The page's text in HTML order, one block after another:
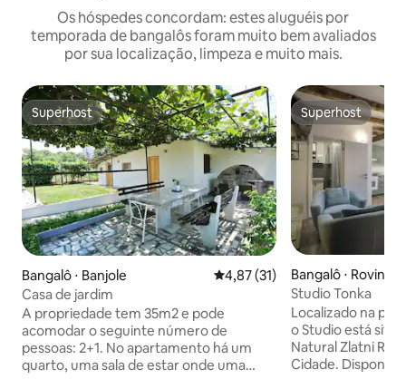
Os hóspedes concordam: estes aluguéis por
temporada de bangalôs foram muito bem avaliados
por sua localização, limpeza e muito mais.
Superhost
Superhost
Bangalô ⋅ Banjole 4,87 de uma avaliação média
4,87 (31)
Casa de jardim
A propriedade tem 35m2 e pode
acomodar o seguinte número de
pessoas: 2+1. No apartamento há um
quarto, uma sala de estar onde uma
Superhost
Superhost
Bangalô ⋅ Rovinj
Studio Tonka
Localizado na
o Studio está
Natural Zlatni Rt
Cidade. Disponibiliza quartos de estilo